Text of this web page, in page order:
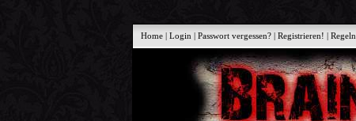
Home |Login |Passwort vergessen? |Registrieren! |Regeln